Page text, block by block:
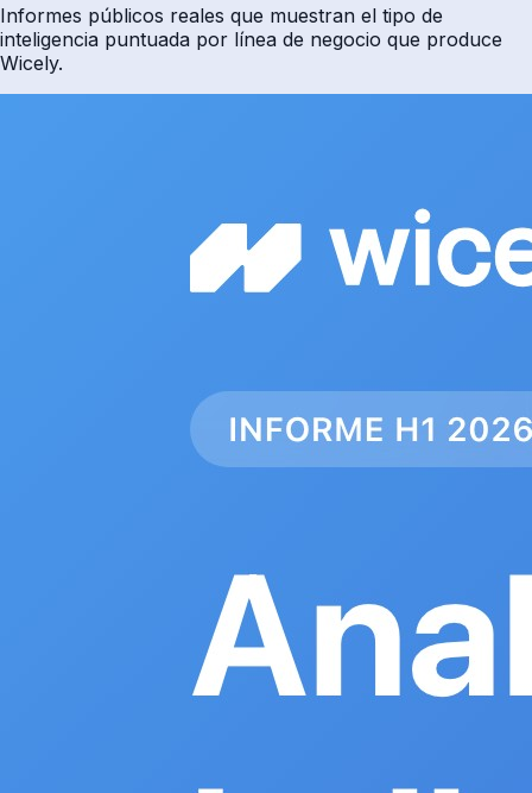
Informes públicos reales que muestran el tipo de
inteligencia puntuada por línea de negocio que produce
Wicely.